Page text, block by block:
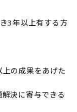
3年以上有する方
上の成果をあげた
決に寄与できる